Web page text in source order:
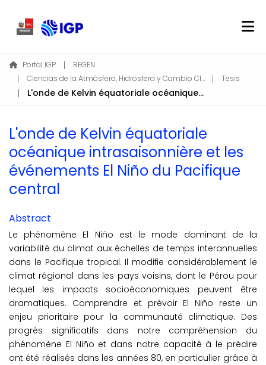
Home
About REGEN
Communities & Collections
Statistics
Log In
Portal IGP
REGEN
Ciencias de la Atmósfera, Hidrosfera y Cambio Climático
Tesis
L'onde de Kelvin équatoriale océanique intrasaisonnière et les événements El Niño du Pacifique central
L'onde de Kelvin équatoriale
océanique intrasaisonnière et les
événements El Niño du Pacifique
central
Abstract
Le phénomène El Niño est le mode dominant de la
variabilité du climat aux échelles de temps interannuelles
dans le Pacifique tropical. Il modifie considérablement le
climat régional dans les pays voisins, dont le Pérou pour
lequel les impacts socioéconomiques peuvent être
dramatiques. Comprendre et prévoir El Niño reste un
enjeu prioritaire pour la communauté climatique. Des
progrès significatifs dans notre compréhension du
phénomène El Niño et dans notre capacité à le prédire
ont été réalisés dans les années 80, en particulier grâce à